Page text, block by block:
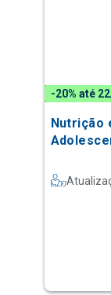
-20% até
Nutrição